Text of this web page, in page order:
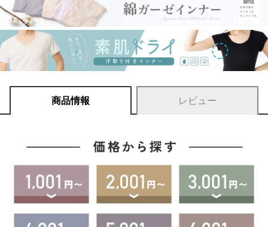
商品情報 レビュー